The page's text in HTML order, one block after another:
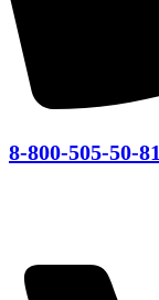
8-800-505-50-81